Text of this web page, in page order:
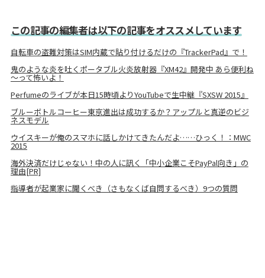
この記事の編集者は以下の記事をオススメしています
自転車の盗難対策はSIM内蔵で貼り付けるだけの『TrackerPad』で！
鬼のような炎を吐くポータブル火炎放射器『XM42』開発中 あら便利ね
～って怖いよ！
Perfumeのライブが本日15時頃よりYouTubeで生中継『SXSW 2015』
ブルーボトルコーヒー東京進出は成功するか？アップルと真逆のビジ
ネスモデル
ウイスキーが俺のスマホに話しかけてきたんだよ……ひっく！：MWC
2015
海外決済だけじゃない！中の人に訊く「中小企業こそPayPal向き」の
理由[PR]
指導者が起業家に聞くべき（さもなくば自問するべき）9つの質問